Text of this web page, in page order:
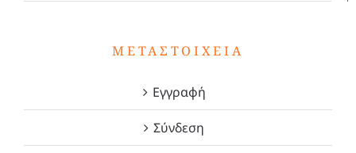
ΜΕΤΑΣΤΟΙΧΕΊΑ
Εγγραφή
Σύνδεση